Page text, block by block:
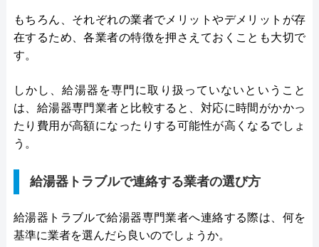
もちろん、それぞれの業者でメリットやデメリットが存
在するため、各業者の特徴を押さえておくことも大切で
す。
しかし、給湯器を専門に取り扱っていないということ
は、給湯器専門業者と比較すると、対応に時間がかかっ
たり費用が高額になったりする可能性が高くなるでしょ
う。
給湯器トラブルで連絡する業者の選び方
給湯器トラブルで給湯器専門業者へ連絡する際は、何を
基準に業者を選んだら良いのでしょうか。